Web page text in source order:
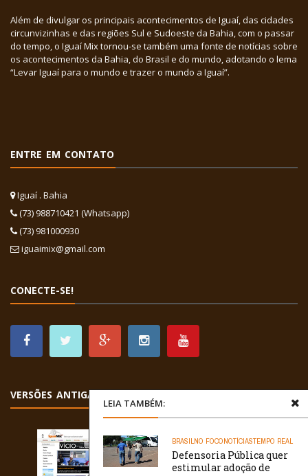
LEIA TAMBÉM:
BRASILNO FOCONOTÍCIASTEMPO REAL
Defensoria Pública quer
estimular adoção de
Além de divulgar os principais acontecimentos de Iguaí, das cidades
circunvizinhas e das regiões Sul e Sudoeste da Bahia, com o passar
do tempo, o Iguaí Mix tornou-se também uma fonte de notícias sobre
os acontecimentos da Bahia, do Brasil e do mundo, adotando o lema
“Levar Iguaí para o mundo e trazer o mundo a Iguaí”.
ENTRE EM CONTATO
Iguaí . Bahia
(73) 988710421 (Whatsapp)
(73) 981000930
iguaimix@gmail.com
CONECTE-SE!
VERSÕES ANTIGAS